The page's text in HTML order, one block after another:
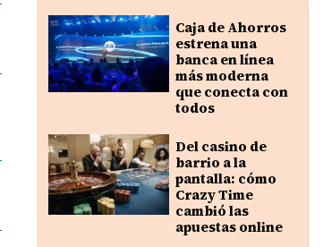
Caja de Ahorros
estrena una
banca en línea
más moderna
que conecta con
todos
Del casino de
barrio a la
pantalla: cómo
Crazy Time
cambió las
apuestas online